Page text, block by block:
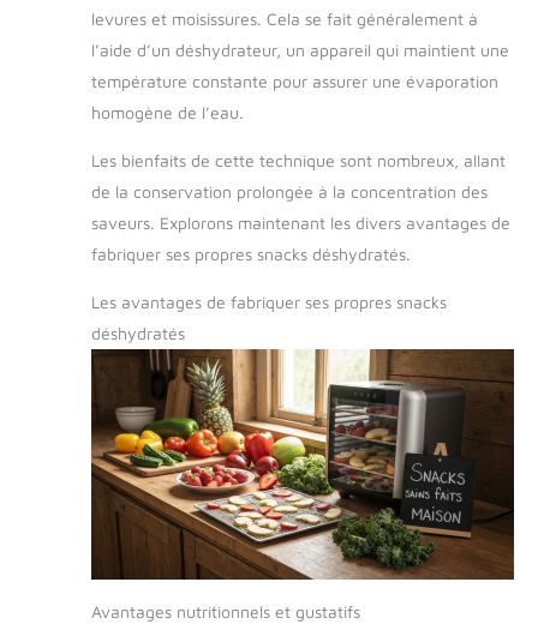
levures et moisissures. Cela se fait généralement à
l’aide d’un déshydrateur, un appareil qui maintient une
température constante pour assurer une évaporation
homogène de l’eau.
Les bienfaits de cette technique sont nombreux, allant
de la conservation prolongée à la concentration des
saveurs. Explorons maintenant les divers avantages de
fabriquer ses propres snacks déshydratés.
Les avantages de fabriquer ses propres snacks
déshydratés
Avantages nutritionnels et gustatifs